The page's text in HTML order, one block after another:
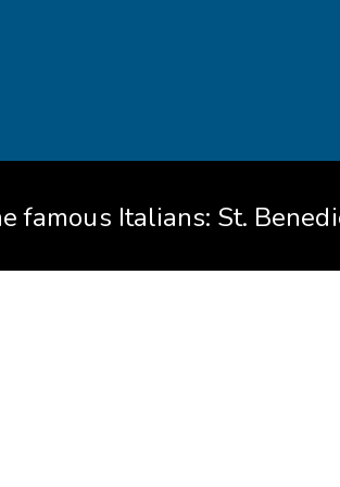
famous Italians: St.